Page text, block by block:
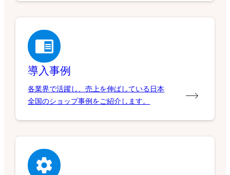
導入事例
各業界で活躍し、売上を伸ばしている日本
全国のショップ事例をご紹介します。